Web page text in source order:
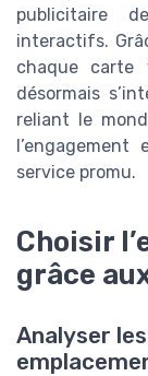
publicitaire
interactifs.
chaque carte
désormais
reliant le
service promu.
Choisir
grâce
Analyser